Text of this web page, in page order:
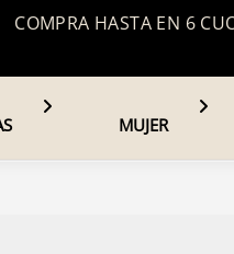
COMPRA HASTA EN 6
MUJER